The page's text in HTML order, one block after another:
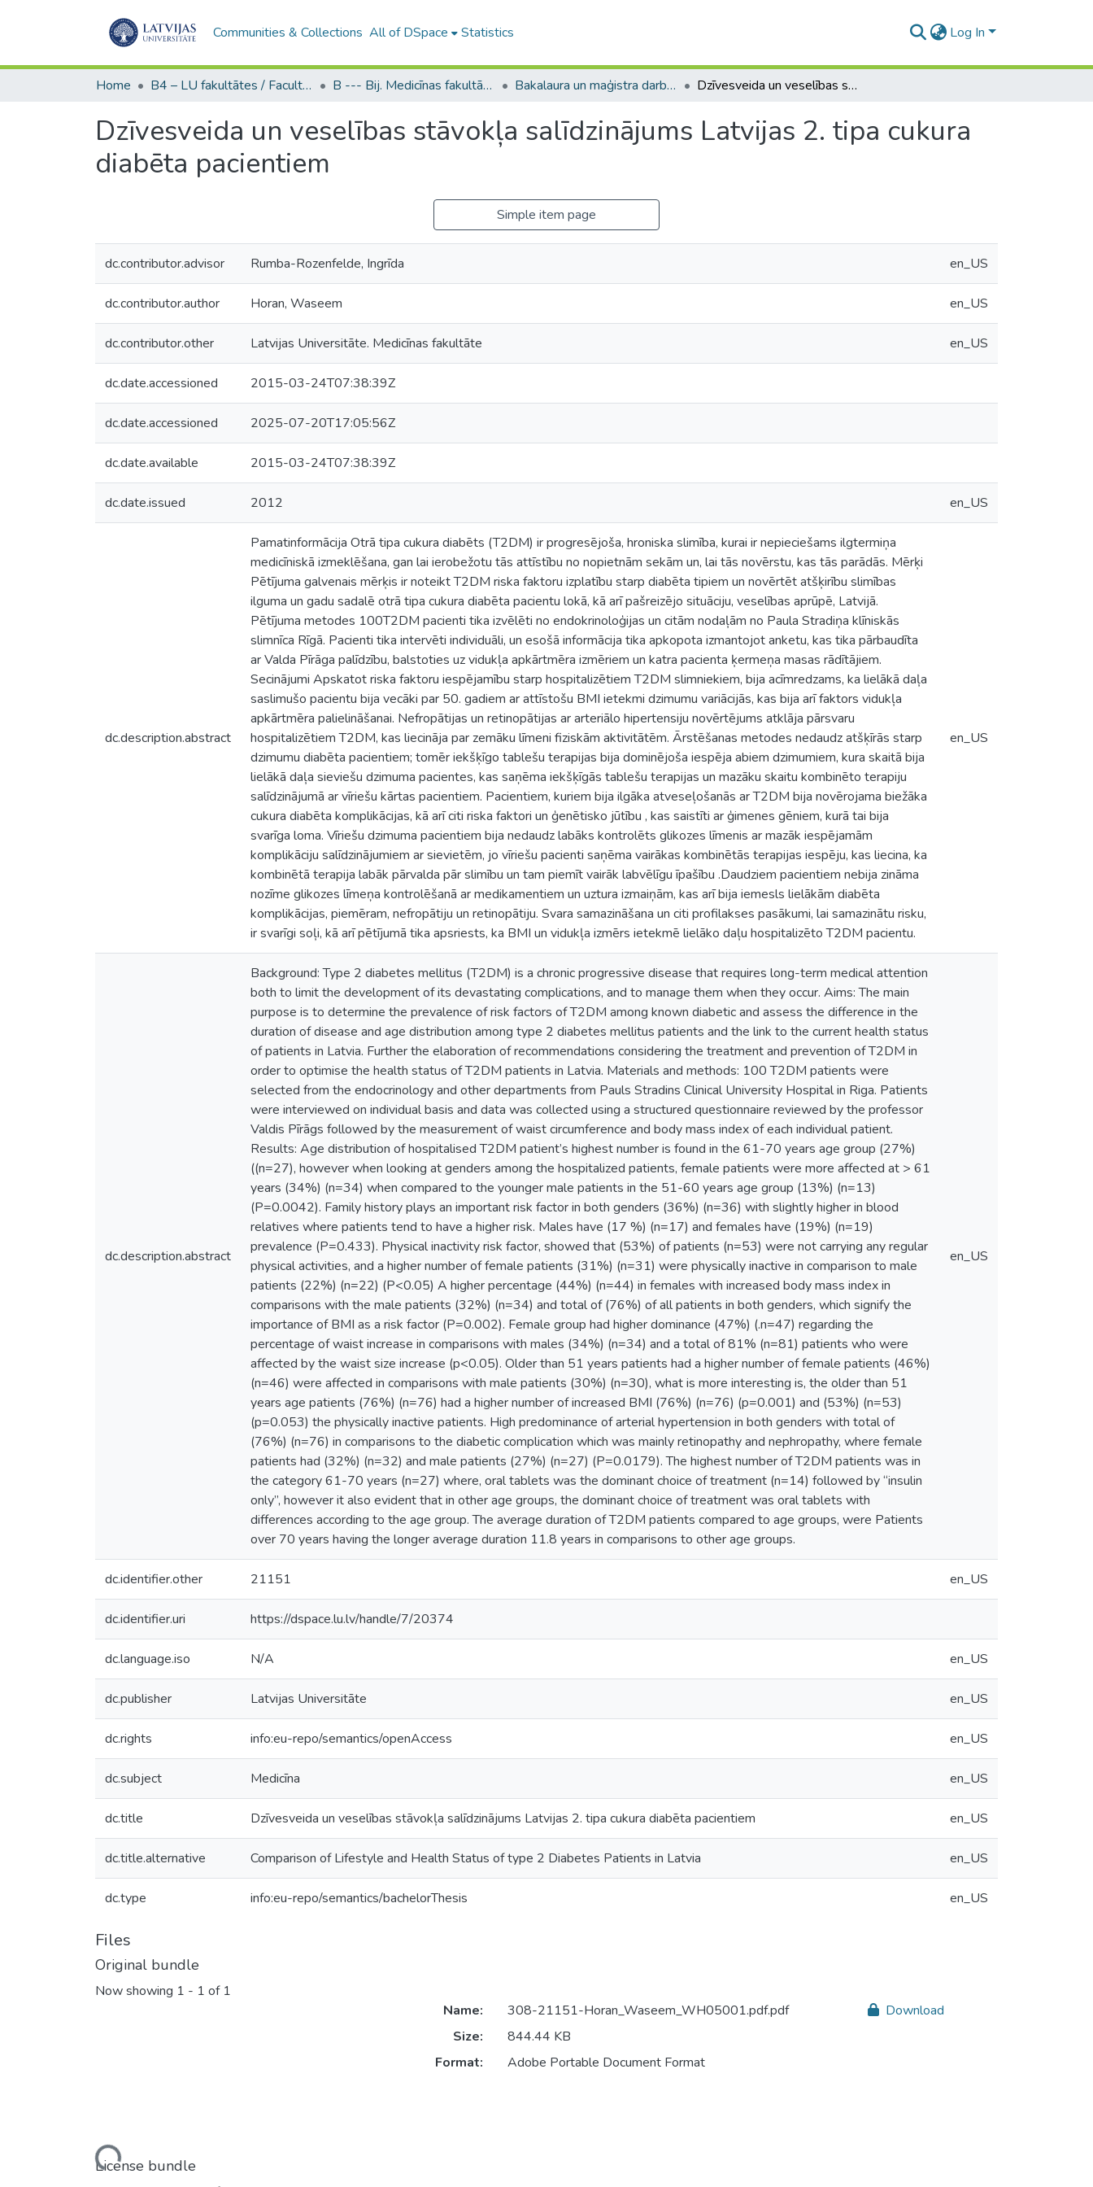
Communities & Collections All of DSpace Statistics Log In
Home B4 – LU fakultātes / Faculties of the UL B --- Bij. Medicīnas fakultātes studentu noslēguma darbi / Faculty of Medicine - Graduate works Bakalaura un maģistra darbi (MF) / Bachelor's and Master's theses Dzīvesveida un veselības stāvokļa salīdzinājums Latvijas 2. tipa cukura diabēta pacientiem
Dzīvesveida un veselības stāvokļa salīdzinājums Latvijas 2. tipa cukura
diabēta pacientiem
Simple item page
dc.contributor.advisor Rumba-Rozenfelde, Ingrīda en_US
dc.contributor.author Horan, Waseem en_US
dc.contributor.other Latvijas Universitāte. Medicīnas fakultāte en_US
dc.date.accessioned 2015-03-24T07:38:39Z
dc.date.accessioned 2025-07-20T17:05:56Z
dc.date.available 2015-03-24T07:38:39Z
dc.date.issued 2012 en_US
dc.description.abstract
Pamatinformācija Otrā tipa cukura diabēts (T2DM) ir progresējoša, hroniska slimība, kurai ir nepieciešams ilgtermiņa
medicīniskā izmeklēšana, gan lai ierobežotu tās attīstību no nopietnām sekām un, lai tās novērstu, kas tās parādās. Mērķi
Pētījuma galvenais mērķis ir noteikt T2DM riska faktoru izplatību starp diabēta tipiem un novērtēt atšķirību slimības
ilguma un gadu sadalē otrā tipa cukura diabēta pacientu lokā, kā arī pašreizējo situāciju, veselības aprūpē, Latvijā.
Pētījuma metodes 100T2DM pacienti tika izvēlēti no endokrinoloģijas un citām nodaļām no Paula Stradiņa klīniskās
slimnīca Rīgā. Pacienti tika intervēti individuāli, un esošā informācija tika apkopota izmantojot anketu, kas tika pārbaudīta
ar Valda Pīrāga palīdzību, balstoties uz vidukļa apkārtmēra izmēriem un katra pacienta ķermeņa masas rādītājiem.
Secinājumi Apskatot riska faktoru iespējamību starp hospitalizētiem T2DM slimniekiem, bija acīmredzams, ka lielākā daļa
saslimušo pacientu bija vecāki par 50. gadiem ar attīstošu BMI ietekmi dzimumu variācijās, kas bija arī faktors vidukļa
apkārtmēra palielināšanai. Nefropātijas un retinopātijas ar arteriālo hipertensiju novērtējums atklāja pārsvaru
hospitalizētiem T2DM, kas liecināja par zemāku līmeni fiziskām aktivitātēm. Ārstēšanas metodes nedaudz atšķīrās starp
dzimumu diabēta pacientiem; tomēr iekšķīgo tablešu terapijas bija dominējoša iespēja abiem dzimumiem, kura skaitā bija
lielākā daļa sieviešu dzimuma pacientes, kas saņēma iekšķīgās tablešu terapijas un mazāku skaitu kombinēto terapiju
salīdzinājumā ar vīriešu kārtas pacientiem. Pacientiem, kuriem bija ilgāka atveseļošanās ar T2DM bija novērojama biežāka
cukura diabēta komplikācijas, kā arī citi riska faktori un ģenētisko jūtību , kas saistīti ar ģimenes gēniem, kurā tai bija
svarīga loma. Vīriešu dzimuma pacientiem bija nedaudz labāks kontrolēts glikozes līmenis ar mazāk iespējamām
komplikāciju salīdzinājumiem ar sievietēm, jo vīriešu pacienti saņēma vairākas kombinētās terapijas iespēju, kas liecina, ka
kombinētā terapija labāk pārvalda pār slimību un tam piemīt vairāk labvēlīgu īpašību .Daudziem pacientiem nebija zināma
nozīme glikozes līmeņa kontrolēšanā ar medikamentiem un uztura izmaiņām, kas arī bija iemesls lielākām diabēta
komplikācijas, piemēram, nefropātiju un retinopātiju. Svara samazināšana un citi profilakses pasākumi, lai samazinātu risku,
ir svarīgi soļi, kā arī pētījumā tika apsriests, ka BMI un vidukļa izmērs ietekmē lielāko daļu hospitalizēto T2DM pacientu.
en_US
dc.description.abstract
Background: Type 2 diabetes mellitus (T2DM) is a chronic progressive disease that requires long-term medical attention
both to limit the development of its devastating complications, and to manage them when they occur. Aims: The main
purpose is to determine the prevalence of risk factors of T2DM among known diabetic and assess the difference in the
duration of disease and age distribution among type 2 diabetes mellitus patients and the link to the current health status
of patients in Latvia. Further the elaboration of recommendations considering the treatment and prevention of T2DM in
order to optimise the health status of T2DM patients in Latvia. Materials and methods: 100 T2DM patients were
selected from the endocrinology and other departments from Pauls Stradins Clinical University Hospital in Riga. Patients
were interviewed on individual basis and data was collected using a structured questionnaire reviewed by the professor
Valdis Pīrāgs followed by the measurement of waist circumference and body mass index of each individual patient.
Results: Age distribution of hospitalised T2DM patient’s highest number is found in the 61-70 years age group (27%)
((n=27), however when looking at genders among the hospitalized patients, female patients were more affected at > 61
years (34%) (n=34) when compared to the younger male patients in the 51-60 years age group (13%) (n=13)
(P=0.0042). Family history plays an important risk factor in both genders (36%) (n=36) with slightly higher in blood
relatives where patients tend to have a higher risk. Males have (17 %) (n=17) and females have (19%) (n=19)
prevalence (P=0.433). Physical inactivity risk factor, showed that (53%) of patients (n=53) were not carrying any regular
physical activities, and a higher number of female patients (31%) (n=31) were physically inactive in comparison to male
patients (22%) (n=22) (P<0.05) A higher percentage (44%) (n=44) in females with increased body mass index in
comparisons with the male patients (32%) (n=34) and total of (76%) of all patients in both genders, which signify the
importance of BMI as a risk factor (P=0.002). Female group had higher dominance (47%) (.n=47) regarding the
percentage of waist increase in comparisons with males (34%) (n=34) and a total of 81% (n=81) patients who were
affected by the waist size increase (p<0.05). Older than 51 years patients had a higher number of female patients (46%)
(n=46) were affected in comparisons with male patients (30%) (n=30), what is more interesting is, the older than 51
years age patients (76%) (n=76) had a higher number of increased BMI (76%) (n=76) (p=0.001) and (53%) (n=53)
(p=0.053) the physically inactive patients. High predominance of arterial hypertension in both genders with total of
(76%) (n=76) in comparisons to the diabetic complication which was mainly retinopathy and nephropathy, where female
patients had (32%) (n=32) and male patients (27%) (n=27) (P=0.0179). The highest number of T2DM patients was in
the category 61-70 years (n=27) where, oral tablets was the dominant choice of treatment (n=14) followed by “insulin
only”, however it also evident that in other age groups, the dominant choice of treatment was oral tablets with
differences according to the age group. The average duration of T2DM patients compared to age groups, were Patients
over 70 years having the longer average duration 11.8 years in comparisons to other age groups.
en_US
dc.identifier.other 21151 en_US
dc.identifier.uri https://dspace.lu.lv/handle/7/20374
dc.language.iso N/A en_US
dc.publisher Latvijas Universitāte en_US
dc.rights info:eu-repo/semantics/openAccess en_US
dc.subject Medicīna en_US
dc.title Dzīvesveida un veselības stāvokļa salīdzinājums Latvijas 2. tipa cukura diabēta pacientiem en_US
dc.title.alternative Comparison of Lifestyle and Health Status of type 2 Diabetes Patients in Latvia en_US
dc.type info:eu-repo/semantics/bachelorThesis en_US
Files
Original bundle
Now showing 1 - 1 of 1
Loading...
Name:
308-21151-Horan_Waseem_WH05001.pdf.pdf
Size:
844.44 KB
Format:
Adobe Portable Document Format
Download
License bundle